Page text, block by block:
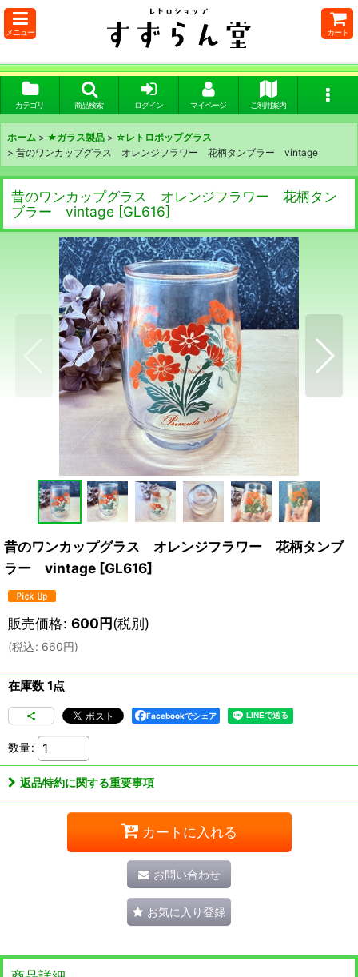
メニュー カート
カテゴリ 商品検索 ログイン マイページ ご利用案内
ホーム > ★ガラス製品 > ☆レトロポップグラス
> 昔のワンカップグラス オレンジフラワー 花柄タンブラー vintage
昔のワンカップグラス オレンジフラワー 花柄タン
ブラー vintage [GL616]
昔のワンカップグラス オレンジフラワー 花柄タンブ
ラー vintage [GL616]
販売価格: 600円(税別)
(税込: 660円)
在庫数 1点
Facebookでシェア
数量:
返品特約に関する重要事項
カートに入れる
お問い合わせ
お気に入り登録